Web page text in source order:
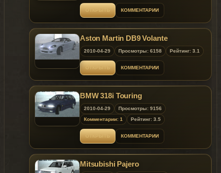
КОММЕНТАРИИ
Aston Martin DB9 Volante
2010-04-29 Просмотры: 6158 Рейтинг: 3.1
КОММЕНТАРИИ
BMW 318i Touring
2010-04-29
Просмотры: 9156
Комментарии: 1
Рейтинг: 3.5
КОММЕНТАРИИ
Mitsubishi Pajero